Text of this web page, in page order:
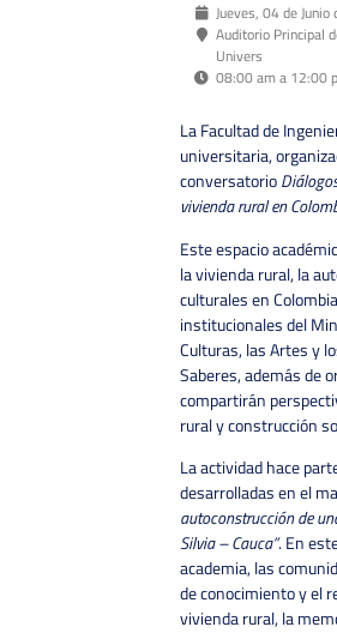
Jueves, 04 de
Auditorio Principal
Univers
08:00 am a 12:00
La Facultad de
universitaria,
conversatorio
vivienda rural en
Este espacio
la vivienda rural, la
culturales en
institucionales del
Culturas, las Artes y
Saberes, además de
compartirán
rural y construcción
La actividad hace
desarrolladas en el
autoconstrucción de
Silvia – Cauca”. En
academia, las
de conocimiento y el
vivienda rural, la